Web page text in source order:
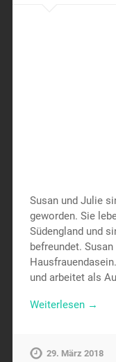
Susan und Julie
geworden. Sie
Südengland und
befreundet.
und arbeitet als
Weiterlesen →
29. März 2018